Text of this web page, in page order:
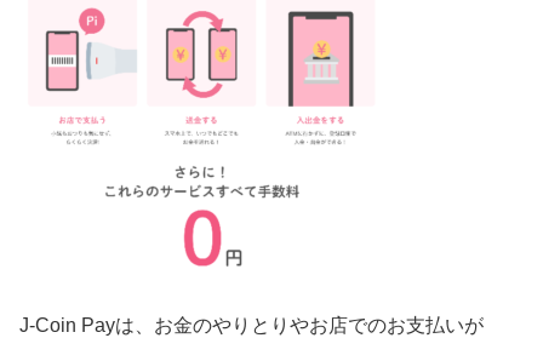
J-Coin Payは、お金のやりとりやお店でのお支払いが